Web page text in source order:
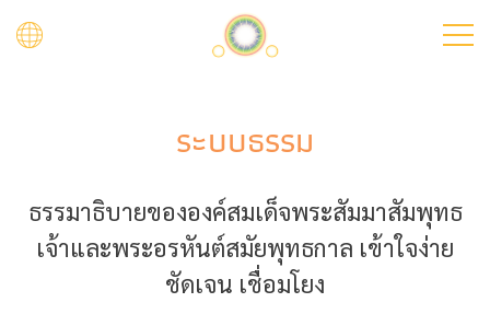
ระบบธรรม
ธรรมาธิบายขององค์สมเด็จพระสัมมาสัมพุทธ
เจ้าและพระอรหันต์สมัยพุทธกาล เข้าใจง่าย
ชัดเจน เชื่อมโยง